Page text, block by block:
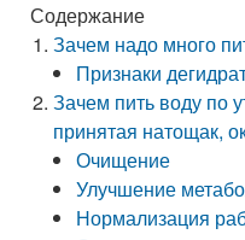
Содержание
Зачем надо много
Признаки
Зачем пить воду по
принятая натощак,
Очищение
Улучшение
Нормализация